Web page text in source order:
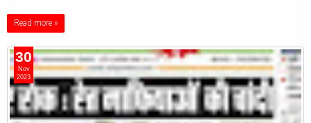
Read more »
30
Nov
2023